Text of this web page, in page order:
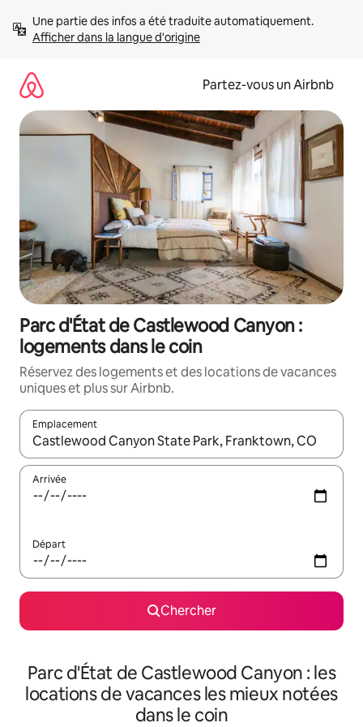
directement
Afficher dans la langue d'origine
Partez-vous un Airbnb
Parc d'État de Castlewood Canyon :
logements dans le coin
Réservez des logements et des locations de vacances
uniques et plus sur Airbnb.
Emplacement
Quand les résultats sont affichés, parcourez-les en utilisant
Arrivée
Départ
Chercher
Parc d'État de Castlewood Canyon : les
locations de vacances les mieux notées
dans le coin